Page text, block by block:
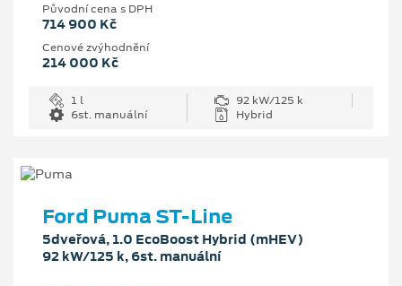
Původní cena s DPH
714 900 Kč
Cenové zvýhodnění
214 000 Kč
1 l
92 kW/125 k
6st. manuální
Hybrid
Ford Puma ST-Line
5dveřová, 1.0 EcoBoost Hybrid (mHEV)
92 kW/125 k, 6st. manuální